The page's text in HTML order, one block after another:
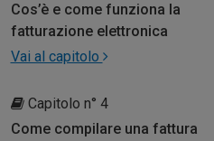
Cos’è e come funziona la
fatturazione elettronica
Vai al capitolo
Capitolo n° 4
Come compilare una fattura